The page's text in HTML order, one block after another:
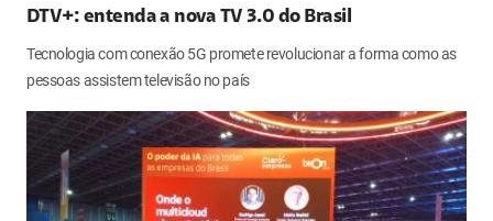
DTV+: entenda a nova TV 3.0 do Brasil
Tecnologia com conexão 5G promete revolucionar a forma como as
pessoas assistem televisão no país